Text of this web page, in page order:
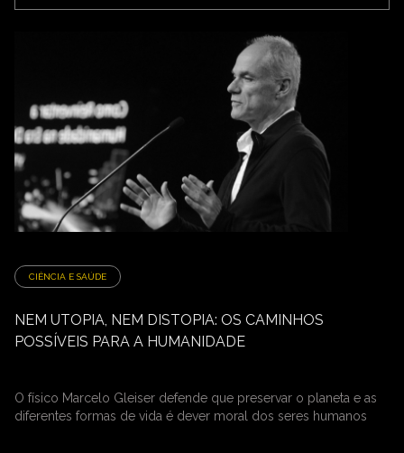
CIÊNCIA E SAÚDE
NEM UTOPIA, NEM DISTOPIA: OS CAMINHOS
POSSÍVEIS PARA A HUMANIDADE
O físico Marcelo Gleiser defende que preservar o planeta e as
diferentes formas de vida é dever moral dos seres humanos